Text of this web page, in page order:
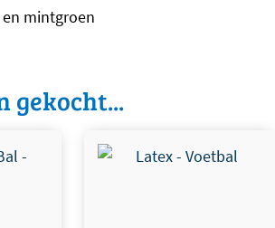
mintgroen
gekocht...
kan
de
Dit product heeft meerdere
variaties. Deze optie kan